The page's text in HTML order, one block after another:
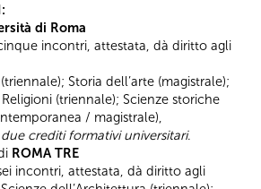
di Roma
incontri, attestata, dà diritto agli
Storia dell’arte (magistrale);
(triennale); Scienze storiche
/ magistrale),
due crediti formativi universitari.
ROMA TRE
incontri, attestata, dà diritto agli